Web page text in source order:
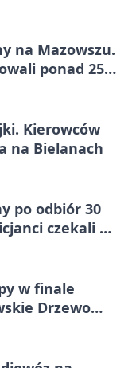
na Mazowszu.
ponad 250
Kierowców
na Bielanach
po odbiór 30
czekali w
w finale
Drzewo